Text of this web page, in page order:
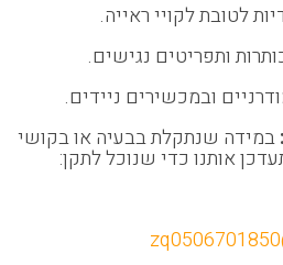
לטובת לקויי ראייה.
ותפריטים נגישים.
ובמכשירים ניידים.
במידה שנתקלת בבעיה או בקושי
אותנו כדי שנוכל לתקן: